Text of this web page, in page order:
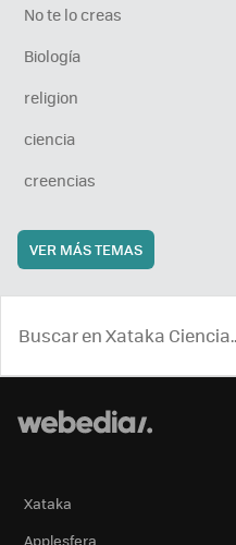
No te lo creas
Biología
religion
ciencia
creencias
VER MÁS TEMAS
Xataka
Applesfera